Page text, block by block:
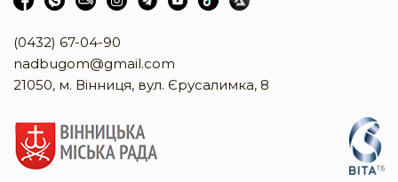
(0432) 67-04-90
nadbugom@gmail.com
21050, м. Вінниця, вул. Єрусалимка, 8